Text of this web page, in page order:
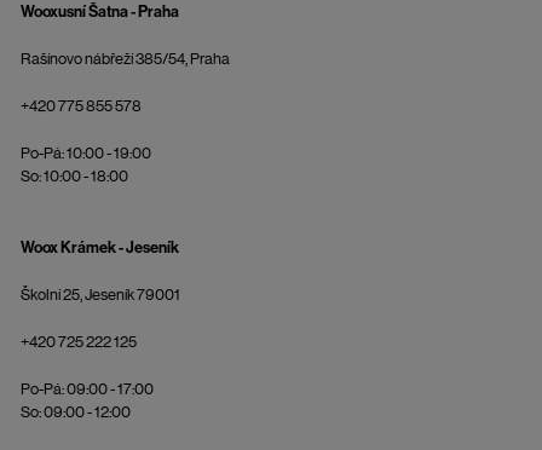
Wooxusní Šatna - Praha
Rašínovo nábřeží 385/54, Praha
+420 775 855 578
Po-Pá: 10:00 - 19:00
So: 10:00 - 18:00
Woox Krámek - Jeseník
Školní 25, Jeseník 79001
+420 725 222 125
Po-Pá: 09:00 - 17:00
So: 09:00 - 12:00